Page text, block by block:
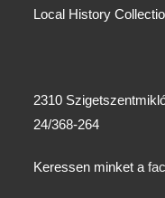
Local History
2310
24/368-264
Keressen minket a